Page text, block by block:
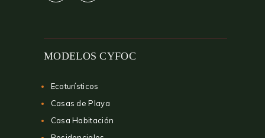
MODELOS CYFOC
Ecoturísticos
Casas de Playa
Casa Habitación